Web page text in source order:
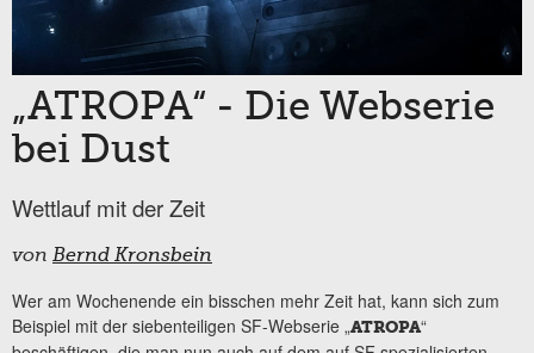
„ATROPA“ - Die Webserie
bei Dust
Wettlauf mit der Zeit
von Bernd Kronsbein
Wer am Wochenende ein bisschen mehr Zeit hat, kann sich zum
Beispiel mit der siebenteiligen SF-Webserie „ATROPA“